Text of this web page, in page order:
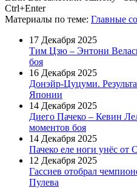
Ctrl+Enter
Материалы по теме: Главные
17 Декабря 2025
Тим Цзю – Энтони
боя
16 Декабря 2025
Донэйр-Цуцуми.
Японии
14 Декабря 2025
Диего Пачеко – Кевин
моментов боя
14 Декабря 2025
Пачеко еле ноги унёс от
12 Декабря 2025
Гассиев отобрал
Пулева